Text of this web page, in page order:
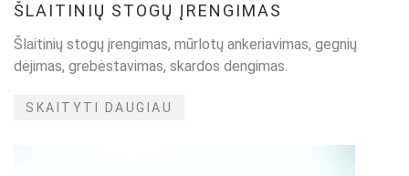
ŠLAITINIŲ STOGŲ ĮRENGIMAS
Šlaitinių stogų įrengimas, mūrlotų ankeriavimas, gegnių
dėjimas, grebėstavimas, skardos dengimas.
SKAITYTI DAUGIAU